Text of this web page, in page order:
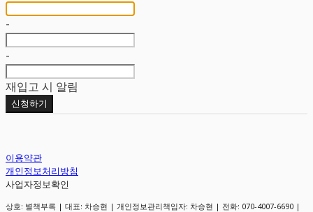
-
-
재입고 시 알림
신청하기
이용약관
개인정보처리방침
사업자정보확인
상호: 별책부록 | 대표: 차승현 | 개인정보관리책임자: 차승현 | 전화: 070-4007-6690 |